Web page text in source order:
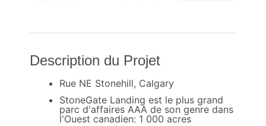
Description du Projet
Rue NE Stonehill, Calgary
StoneGate Landing est le plus grand
parc d'affaires AAA de son genre dans
l'Ouest canadien: 1 000 acres